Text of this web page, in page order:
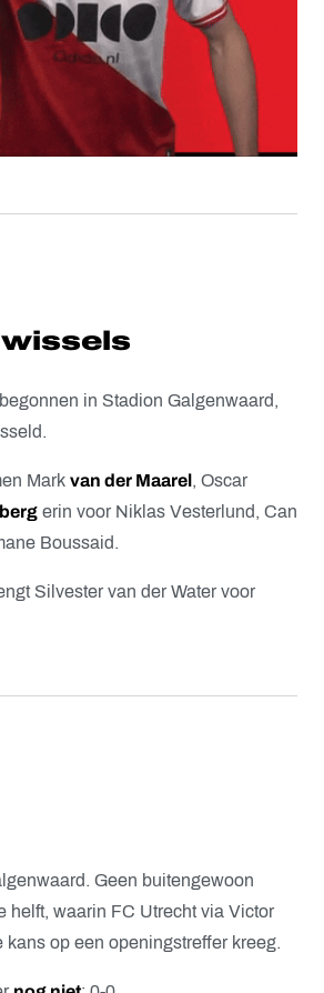
in Stadion Galgenwaard,
Mark van der Maarel, Oscar
erin voor Niklas Vesterlund, Can
Boussaid.
Silvester van der Water voor
Geen buitengewoon
helft, waarin FC Utrecht via Victor
kans op een openingstreffer kreeg.